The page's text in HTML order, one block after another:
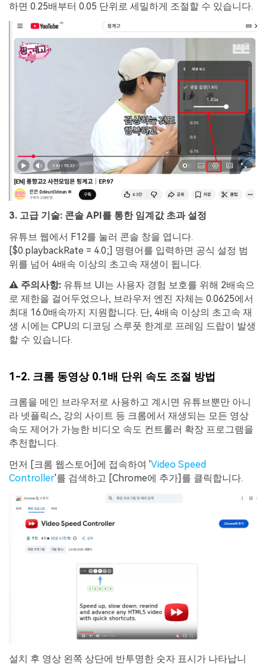
하면 0.25배부터 0.05 단위로 세밀하게 조절할 수 있습니다.
3. 고급 기술: 콘솔 API를 통한 임계값 초과 설정
유튜브 웹에서 F12를 눌러 콘솔 창을 엽니다.
[$0.playbackRate = 4.0;] 명령어를 입력하면 공식 설정 범
위를 넘어 4배속 이상의 초고속 재생이 됩니다.
⚠️ 주의사항: 유튜브 UI는 사용자 경험 보호를 위해 2배속으
로 제한을 걸어두었으나, 브라우저 엔진 자체는 0.0625에서
최대 16.0배속까지 지원합니다. 단, 4배속 이상의 초고속 재
생 시에는 CPU의 디코딩 스루풋 한계로 프레임 드랍이 발생
할 수 있습니다.
1-2. 크롬 동영상 0.1배 단위 속도 조절 방법
크롬을 메인 브라우저로 사용하고 계시면 유튜브뿐만 아니
라 넷플릭스, 강의 사이트 등 크롬에서 재생되는 모든 영상
속도 제어가 가능한 비디오 속도 컨트롤러 확장 프로그램을
추천합니다.
먼저 [크롬 웹스토어]에 접속하여 'Video Speed
Controller'를 검색하고 [Chrome에 추가]를 클릭합니다.
설치 후 영상 왼쪽 상단에 반투명한 숫자 표시가 나타납니